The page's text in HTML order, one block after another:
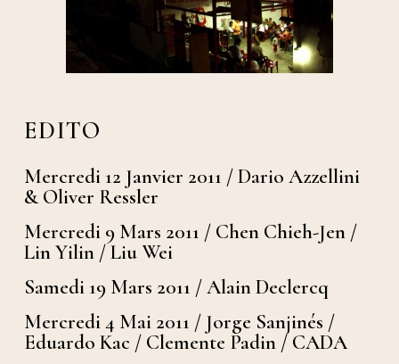
EDITO
Mercredi 12 Janvier 2011 / Dario Azzellini
& Oliver Ressler
Mercredi 9 Mars 2011 / Chen Chieh-Jen /
Lin Yilin / Liu Wei
Samedi 19 Mars 2011 / Alain Declercq
Mercredi 4 Mai 2011 / Jorge Sanjinés /
Eduardo Kac / Clemente Padin / CADA